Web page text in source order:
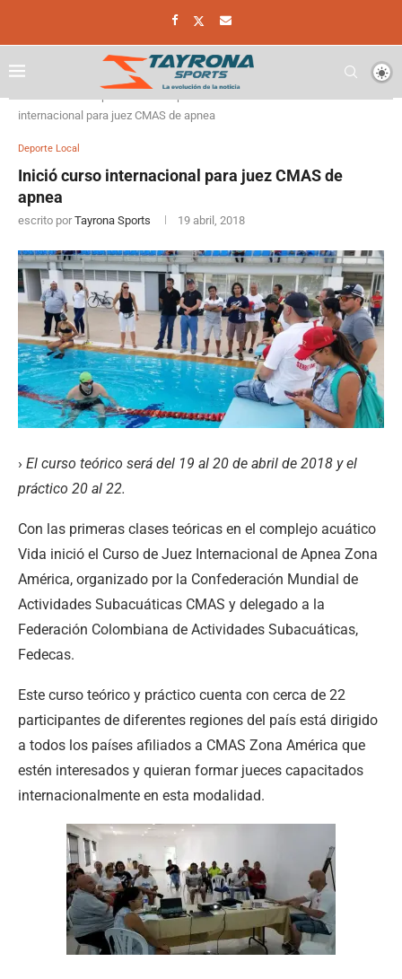
internacional para juez CMAS de apnea
Deporte Local
Inició curso internacional para juez CMAS de
apnea
escrito por Tayrona Sports 19 abril, 2018
› El curso teórico será del 19 al 20 de abril de 2018 y el
práctico 20 al 22.
Con las primeras clases teóricas en el complejo acuático
Vida inició el Curso de Juez Internacional de Apnea Zona
América, organizado por la Confederación Mundial de
Actividades Subacuáticas CMAS y delegado a la
Federación Colombiana de Actividades Subacuáticas,
Fedecas.
Este curso teórico y práctico cuenta con cerca de 22
participantes de diferentes regiones del país está dirigido
a todos los países afiliados a CMAS Zona América que
estén interesados y quieran formar jueces capacitados
internacionalmente en esta modalidad.